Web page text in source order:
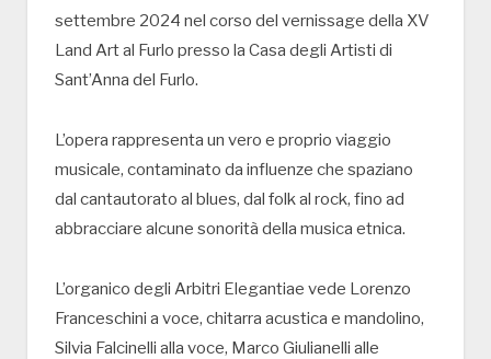
settembre 2024 nel corso del vernissage della XV
Land Art al Furlo presso la Casa degli Artisti di
Sant’Anna del Furlo.
L’opera rappresenta un vero e proprio viaggio
musicale, contaminato da influenze che spaziano
dal cantautorato al blues, dal folk al rock, fino ad
abbracciare alcune sonorità della musica etnica.
L’organico degli Arbitri Elegantiae vede Lorenzo
Franceschini a voce, chitarra acustica e mandolino,
Silvia Falcinelli alla voce, Marco Giulianelli alle